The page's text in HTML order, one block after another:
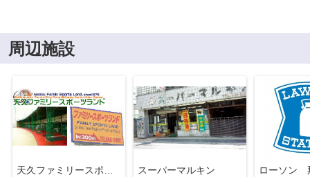
周辺施設
スーパーマルキン